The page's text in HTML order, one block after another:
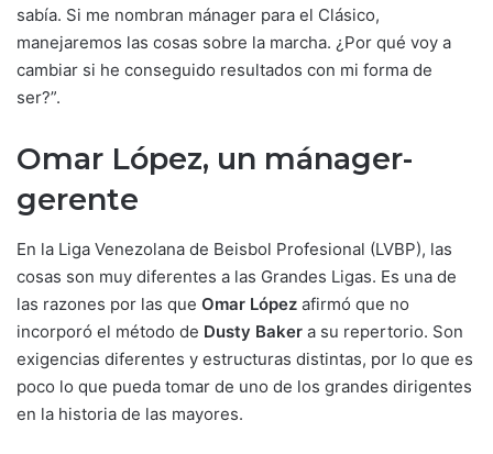
sabía. Si me nombran mánager para el Clásico,
manejaremos las cosas sobre la marcha. ¿Por qué voy a
cambiar si he conseguido resultados con mi forma de
ser?”.
Omar López, un mánager-
gerente
En la Liga Venezolana de Beisbol Profesional (LVBP), las
cosas son muy diferentes a las Grandes Ligas. Es una de
las razones por las que Omar López afirmó que no
incorporó el método de Dusty Baker a su repertorio. Son
exigencias diferentes y estructuras distintas, por lo que es
poco lo que pueda tomar de uno de los grandes dirigentes
en la historia de las mayores.